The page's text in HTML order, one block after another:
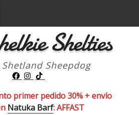
Shelties
Sheepdog
primer pedido 30% + envío
Natuka Barf: AFFAST